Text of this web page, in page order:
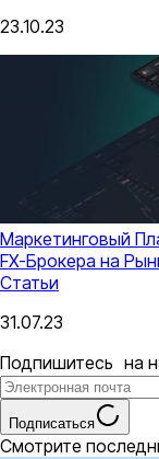
23.10.23
Маркетинговый
FX-Брокера на
Статьи
31.07.23
Подпишитесь на
Подписаться
Смотрите